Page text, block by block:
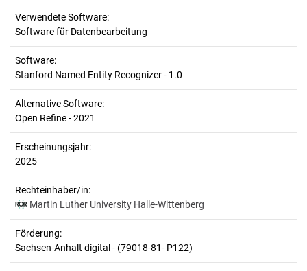
Verwendete Software:
Software für Datenbearbeitung
Software:
Stanford Named Entity Recognizer - 1.0
Alternative Software:
Open Refine - 2021
Erscheinungsjahr:
2025
Rechteinhaber/in:
Martin Luther University Halle-Wittenberg
Förderung:
Sachsen-Anhalt digital - (79018-81- P122)